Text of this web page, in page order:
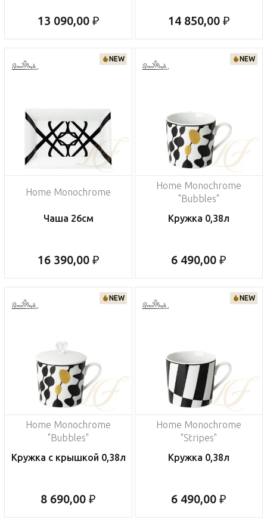
13 090,00 ₽ 14 850,00 ₽
NEW
Home Monochrome
Чаша 26см
16 390,00 ₽
NEW
Home Monochrome
"Bubbles"
Кружка 0,38л
6 490,00 ₽
NEW
Home Monochrome
"Bubbles"
Кружка с крышкой 0,38л
8 690,00 ₽
NEW
Home Monochrome
"Stripes"
Кружка 0,38л
6 490,00 ₽